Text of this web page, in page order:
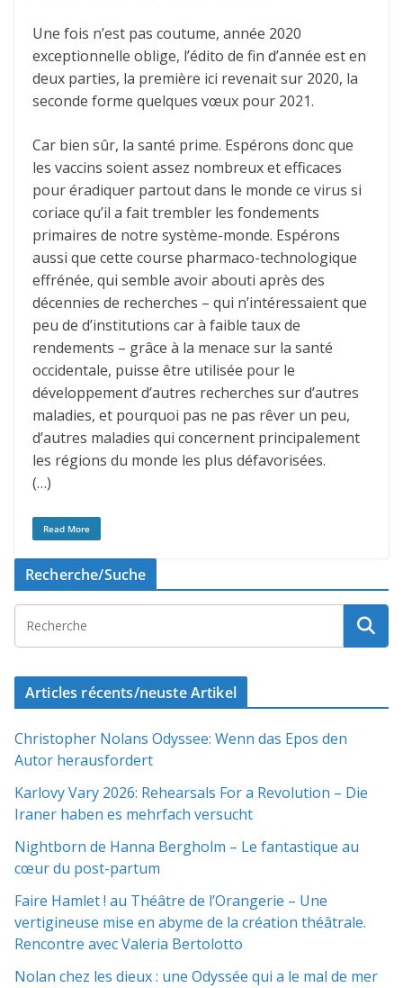
Une fois n’est pas coutume, année 2020
exceptionnelle oblige, l’édito de fin d’année est en
deux parties, la première ici revenait sur 2020, la
seconde forme quelques vœux pour 2021.
Car bien sûr, la santé prime. Espérons donc que
les vaccins soient assez nombreux et efficaces
pour éradiquer partout dans le monde ce virus si
coriace qu’il a fait trembler les fondements
primaires de notre système-monde. Espérons
aussi que cette course pharmaco-technologique
effrénée, qui semble avoir abouti après des
décennies de recherches – qui n’intéressaient que
peu de d’institutions car à faible taux de
rendements – grâce à la menace sur la santé
occidentale, puisse être utilisée pour le
développement d’autres recherches sur d’autres
maladies, et pourquoi pas ne pas rêver un peu,
d’autres maladies qui concernent principalement
les régions du monde les plus défavorisées.
(…)
Read More
Recherche/Suche
Articles récents/neuste Artikel
Christopher Nolans Odyssee: Wenn das Epos den
Autor herausfordert
Karlovy Vary 2026: Rehearsals For a Revolution – Die
Iraner haben es mehrfach versucht
Nightborn de Hanna Bergholm – Le fantastique au
cœur du post-partum
Faire Hamlet ! au Théâtre de l’Orangerie – Une
vertigineuse mise en abyme de la création théâtrale.
Rencontre avec Valeria Bertolotto
Nolan chez les dieux : une Odyssée qui a le mal de mer